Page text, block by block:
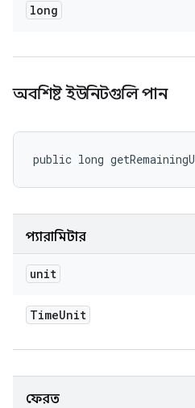
long
অবশিষ্ট ইউনিটগুলি পান
public long
প্যারামিটার
unit
TimeUnit
ফেরত